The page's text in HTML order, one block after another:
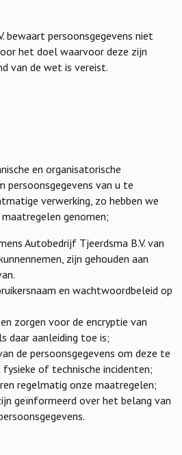
bewaart persoonsgegevens niet
het doel waarvoor deze zijn
van de wet is vereist.
en organisatorische
persoonsgegevens van u te
verwerking, zo hebben we
genomen;
Autobedrijf Tjeerdsma B.V. van
zijn gehouden aan
en wachtwoordbeleid op
zorgen voor de encryptie van
daar aanleiding toe is;
de persoonsgegevens om deze te
of technische incidenten;
regelmatig onze maatregelen;
geïnformeerd over het belang van